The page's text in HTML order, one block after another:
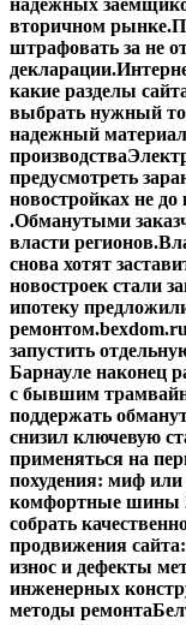
вторичном рынке.
штрафовать за не
декларации.
какие разделы
выбрать нужный
надежный
производства
предусмотреть
новостройках не
.Обманутыми
власти регионов.
снова хотят
новостроек стали
ипотеку
ремонтом.bexdom.ru
запустить
Барнауле наконец
с бывшим
поддержать
снизил ключевую
применяться на
похудения: миф
комфортные шины
собрать
продвижения
износ и дефекты
инженерных
методы ремонта